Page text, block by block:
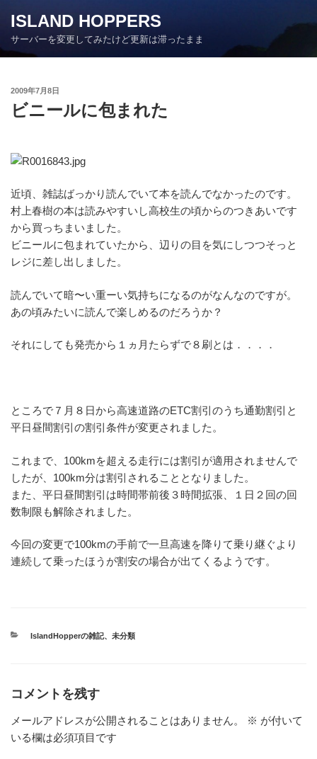
ン
ISLAND HOPPERS
サーバーを変更してみたけど更新は滞ったまま
投
稿
日:
2009年7月8日
ビニールに包まれた
近頃、雑誌ばっかり読んでいて本を読んでなかったのです。
村上春樹の本は読みやすいし高校生の頃からのつきあいです
から買っちまいました。
ビニールに包まれていたから、辺りの目を気にしつつそっと
レジに差し出しました。
読んでいて暗〜い重ーい気持ちになるのがなんなのですが。
あの頃みたいに読んで楽しめるのだろうか？
それにしても発売から１ヵ月たらずで８刷とは．．．．
ところで７月８日から高速道路のETC割引のうち通勤割引と
平日昼間割引の割引条件が変更されました。
これまで、100kmを超える走行には割引が適用されませんで
したが、100km分は割引されることとなりました。
また、平日昼間割引は時間帯前後３時間拡張、１日２回の回
数制限も解除されました。
今回の変更で100kmの手前で一旦高速を降りて乗り継ぐより
連続して乗ったほうが割安の場合が出てくるようです。
カ
IslandHopperの雑記、 未分類
コメントを残す
メールアドレスが公開されることはありません。 ※ が付いて
いる欄は必須項目です